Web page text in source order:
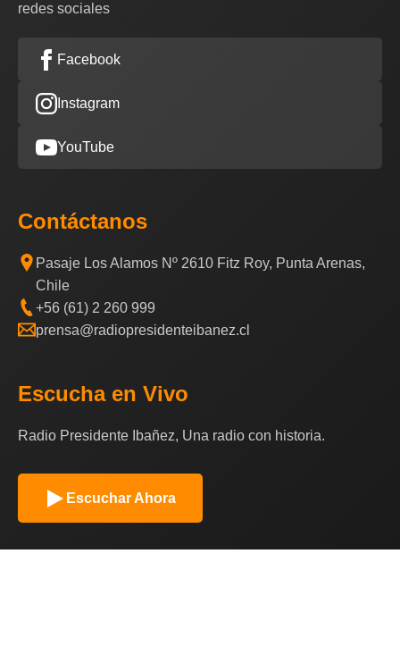
redes sociales
Facebook
Instagram
YouTube
Contáctanos
Pasaje Los Alamos Nº 2610 Fitz Roy, Punta Arenas,
Chile
+56 (61) 2 260 999
prensa@radiopresidenteibanez.cl
Escucha en Vivo
Radio Presidente Ibañez, Una radio con historia.
Escuchar Ahora